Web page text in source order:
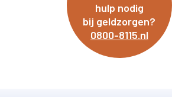
hulp nodig
bij geldzorgen?
0800-8115.nl